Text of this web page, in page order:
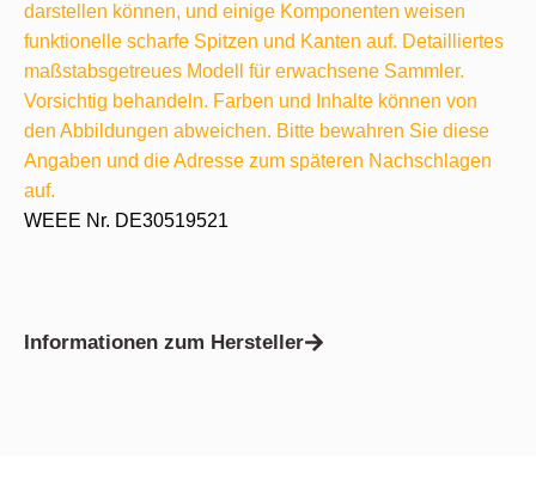
darstellen können, und einige Komponenten weisen
funktionelle scharfe Spitzen und Kanten auf. Detailliertes
maßstabsgetreues Modell für erwachsene Sammler.
Vorsichtig behandeln. Farben und Inhalte können von
den Abbildungen abweichen. Bitte bewahren Sie diese
Angaben und die Adresse zum späteren Nachschlagen
auf.
WEEE Nr. DE30519521
Informationen zum Hersteller